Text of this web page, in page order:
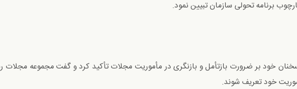
برنامه تحولی سازمان تبیین نمود.
خود بر ضرورت بازتأمل و بازنگری در مأموریت مجلات تأکید کرد و گفت مجموعه مجلات
خود تعریف شوند.